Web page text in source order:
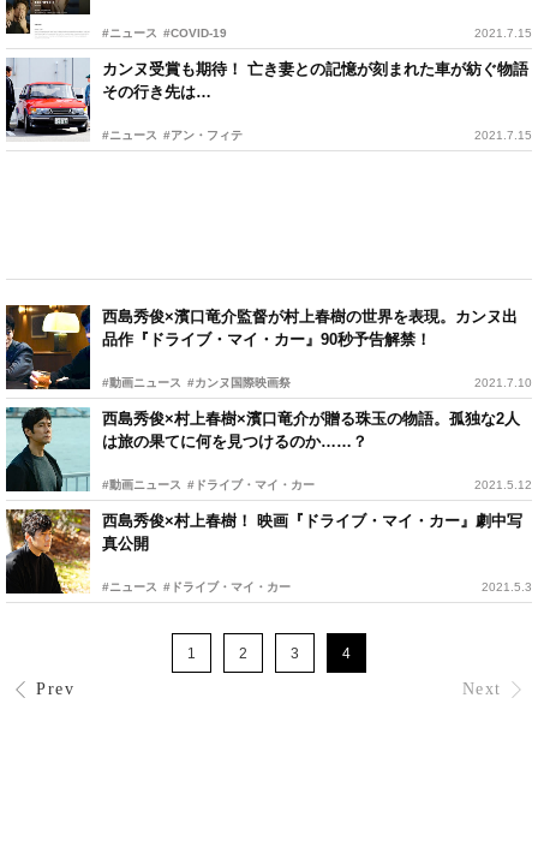
#ニュース #COVID-19 2021.7.15
カンヌ受賞も期待！ 亡き妻との記憶が刻まれた車が紡ぐ物語
その行き先は…
#ニュース #アン・フィテ 2021.7.15
西島秀俊×濱口竜介監督が村上春樹の世界を表現。カンヌ出
品作『ドライブ・マイ・カー』90秒予告解禁！
#動画ニュース #カンヌ国際映画祭 2021.7.10
西島秀俊×村上春樹×濱口竜介が贈る珠玉の物語。孤独な2人
は旅の果てに何を見つけるのか……？
#動画ニュース #ドライブ・マイ・カー 2021.5.12
西島秀俊×村上春樹！ 映画『ドライブ・マイ・カー』劇中写
真公開
#ニュース #ドライブ・マイ・カー 2021.5.3
Prev
1 2 3 4
Next